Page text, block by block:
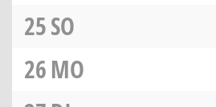
25SO
26MO